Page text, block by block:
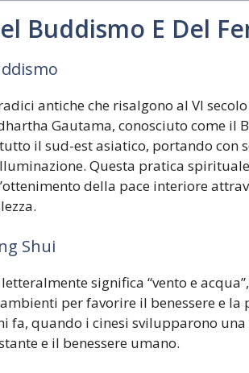
Buddismo E Del
antiche che risalgono al VI
Gautama, conosciuto come il
il sud-est asiatico, portando con
Questa pratica
della pace interiore
Shui
significa “vento e
per favorire il benessere e
fa, quando i cinesi svilupparono
e il benessere umano.